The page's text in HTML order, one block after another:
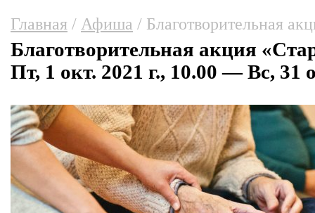
Вы здесь
Главная / Афиша / Благотворительная
Благотворительная акция
Пт, 1 окт. 2021 г., 10.00 — Вс, 31